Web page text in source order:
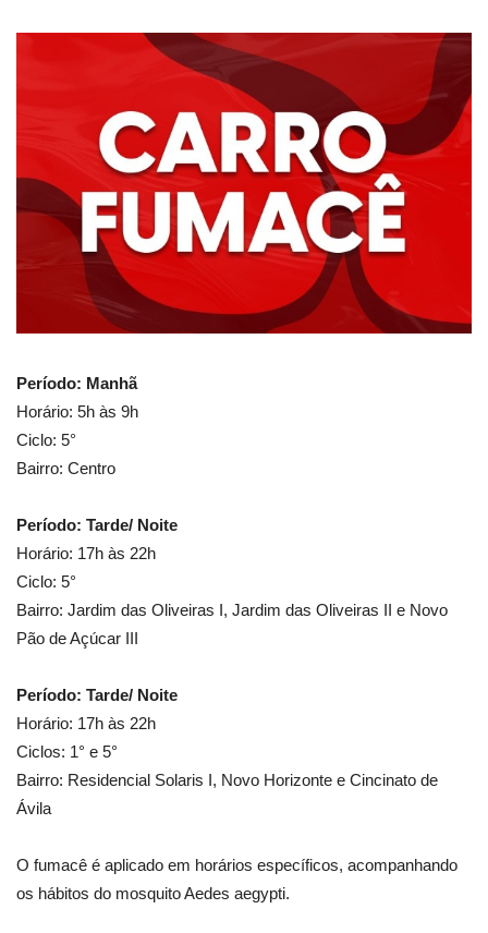
Período: Manhã
Horário: 5h às 9h
Ciclo: 5°
Bairro: Centro
Período: Tarde/ Noite
Horário: 17h às 22h
Ciclo: 5°
Bairro: Jardim das Oliveiras I, Jardim das Oliveiras II e Novo
Pão de Açúcar III
Período: Tarde/ Noite
Horário: 17h às 22h
Ciclos: 1° e 5°
Bairro: Residencial Solaris I, Novo Horizonte e Cincinato de
Ávila
O fumacê é aplicado em horários específicos, acompanhando
os hábitos do mosquito Aedes aegypti.